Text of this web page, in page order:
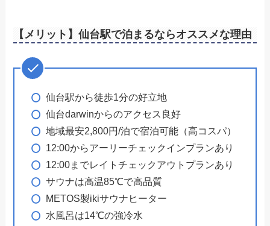
【メリット】仙台駅で泊まるならオススメな理由
仙台駅から徒歩1分の好立地
仙台darwinからのアクセス良好
地域最安2,800円/泊で宿泊可能（高コスパ）
12:00からアーリーチェックインプランあり
12:00までレイトチェックアウトプランあり
サウナは高温85℃で高品質
METOS製ikiサウナヒーター
水風呂は14℃の強冷水